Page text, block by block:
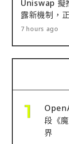
Uniswap 擬
露新機制，
7 hours ago
段《
界